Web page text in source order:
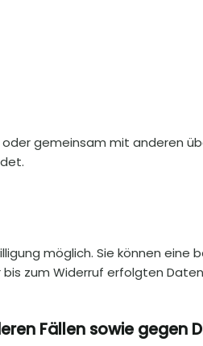
gemeinsam mit anderen
möglich. Sie können eine
zum Widerruf erfolgten
Fällen sowie gegen